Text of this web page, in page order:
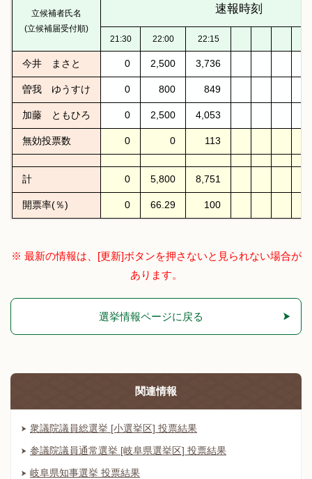
立候補者氏名
(立候補届受付順)
速報時刻
21:30 22:00 22:15
今井 まさと 0 2,500 3,736
曽我 ゆうすけ 0 800 849
加藤 ともひろ 0 2,500 4,053
無効投票数 0 0 113
計 0 5,800 8,751
開票率(％) 0 66.29 100
※ 最新の情報は、[更新]ボタンを押さないと見られない場合が
あります。
選挙情報ページに戻る
関連情報
衆議院議員総選挙 [小選挙区] 投票結果
参議院議員通常選挙 [岐阜県選挙区] 投票結果
岐阜県知事選挙 投票結果